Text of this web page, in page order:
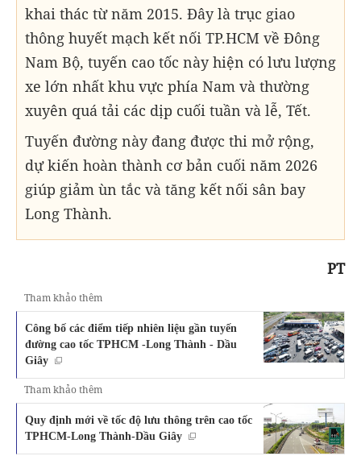
khai thác từ năm 2015. Đây là trục giao
thông huyết mạch kết nối TP.HCM về Đông
Nam Bộ, tuyến cao tốc này hiện có lưu lượng
xe lớn nhất khu vực phía Nam và thường
xuyên quá tải các dịp cuối tuần và lễ, Tết.
Tuyến đường này đang được thi mở rộng,
dự kiến hoàn thành cơ bản cuối năm 2026
giúp giảm ùn tắc và tăng kết nối sân bay
Long Thành.
PT
Tham khảo thêm
Công bố các điểm tiếp nhiên liệu gần tuyến
đường cao tốc TPHCM -Long Thành - Dầu
Giây
Tham khảo thêm
Quy định mới về tốc độ lưu thông trên cao tốc
TPHCM-Long Thành-Dầu Giây